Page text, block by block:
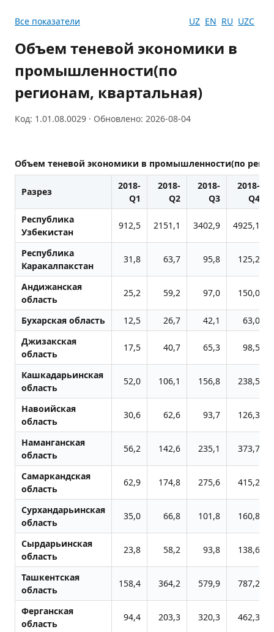
Все показатели UZ EN RU UZC
Объем теневой экономики в
промышленности(по
регионам, квартальная)
Код: 1.01.08.0029 · Обновлено: 2026-08-04
Объем теневой экономики в промышленности(по
Разрез
2018-
Q1
2018-
Q2
2018-
Q3
2018-
Q4
Республика
Узбекистан
912,5 2151,1 3402,9 4925,1
Республика
Каракалпакстан
31,8 63,7 95,8 125,2
Андижанская
область
25,2 59,2 97,0 150,0
Бухарская область 12,5 26,7 42,1
63,0
Джизакская
область
17,5 40,7 65,3 98,5
Кашкадарьинская
область
52,0 106,1 156,8 238,5
Навоийская
область
30,6 62,6 93,7 126,3
Наманганская
область
56,2 142,6 235,1 373,7
Самаркандская
область
62,9 174,8 275,6 415,2
Сурхандарьинская
область
35,0 66,8 101,8 160,8
Сырдарьинская
область
23,8 58,2 93,8 138,6
Ташкентская
область
158,4 364,2 579,9 787,2
Ферганская
область
94,4 203,3 320,3 462,3